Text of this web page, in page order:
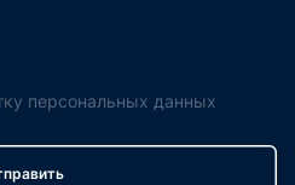
персональных данных